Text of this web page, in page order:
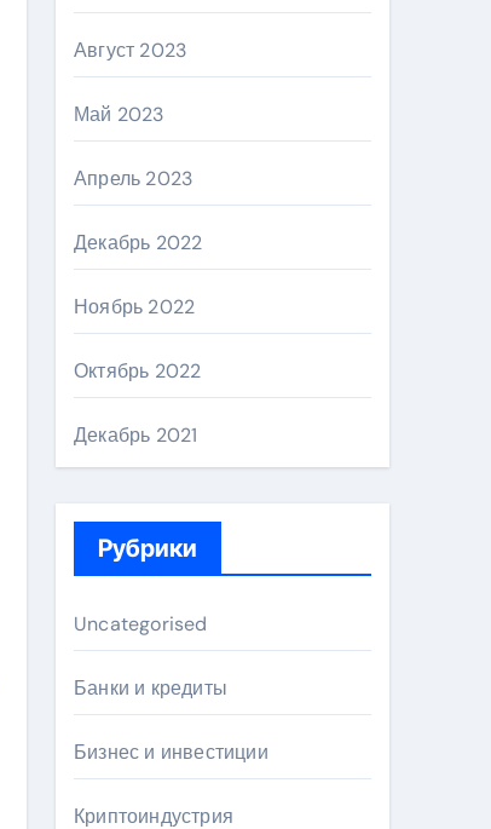
Август 2023
Май 2023
Апрель 2023
Декабрь 2022
Ноябрь 2022
Октябрь 2022
Декабрь 2021
Рубрики
Uncategorised
Банки и кредиты
Бизнес и инвестиции
Криптоиндустрия